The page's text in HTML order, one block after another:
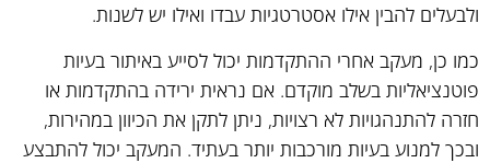
ולבעלים להבין אילו אסטרטגיות עבדו ואילו יש לשנות.
כמו כן, מעקב אחרי ההתקדמות יכול לסייע באיתור בעיות
פוטנציאליות בשלב מוקדם. אם נראית ירידה בהתקדמות או
חזרה להתנהגויות לא רצויות, ניתן לתקן את הכיוון במהירות,
ובכך למנוע בעיות מורכבות יותר בעתיד. המעקב יכול להתבצע